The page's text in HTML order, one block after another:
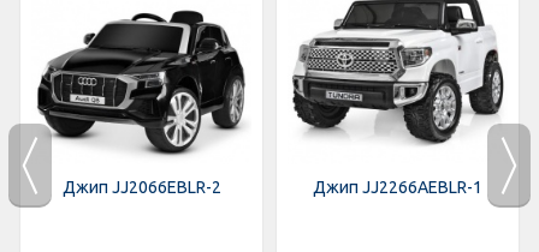
Джип JJ2066EBLR-2 Джип JJ2266AEBLR-1